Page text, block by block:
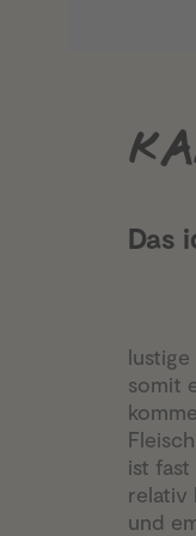
Das
somit
ist
relativ
und